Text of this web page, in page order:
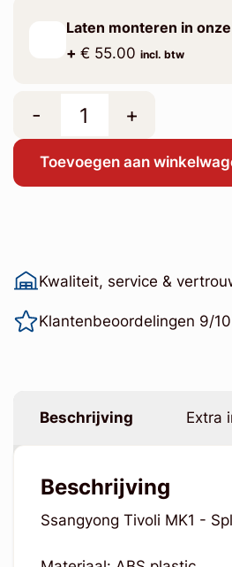
Laten monteren in
+ € 55.00 incl. btw
- +
Toevoegen aan
Kwaliteit, service &
Klantenbeoordelingen 9/10
Beschrijving Extra
Beschrijving
Ssangyong Tivoli MK1 -